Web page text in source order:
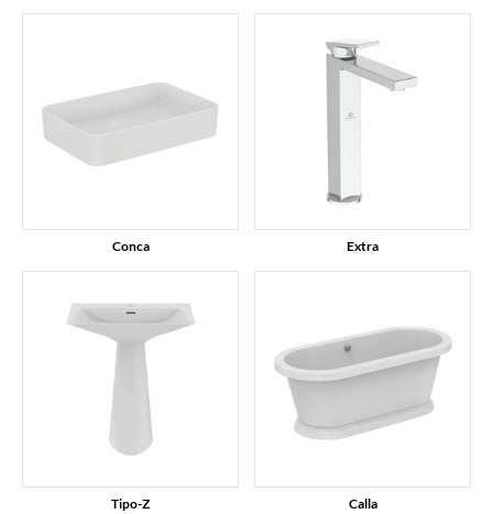
Conca Extra
Tipo-Z Calla